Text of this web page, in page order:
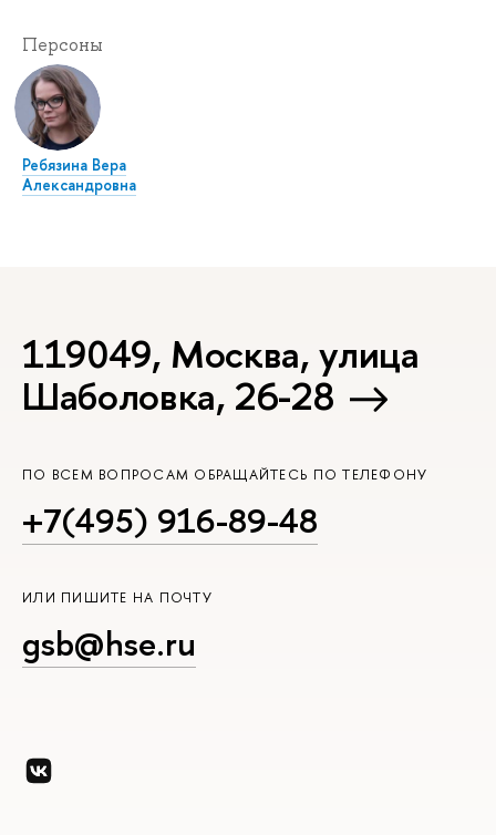
Персоны
Ребязина Вера
Александровна
119049, Москва, улица
Шаболовка, 26-28
ПО ВСЕМ ВОПРОСАМ ОБРАЩАЙТЕСЬ ПО ТЕЛЕФОНУ
+7(495) 916-89-48
ИЛИ ПИШИТЕ НА ПОЧТУ
gsb@hse.ru